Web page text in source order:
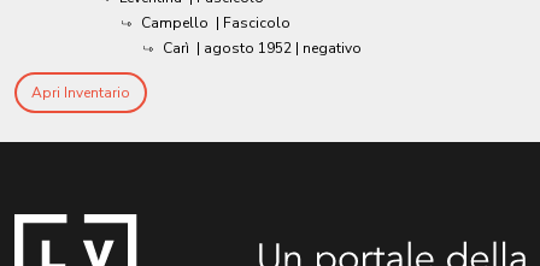
Campello | Fascicolo
Carì | agosto 1952 | negativo
Apri Inventario